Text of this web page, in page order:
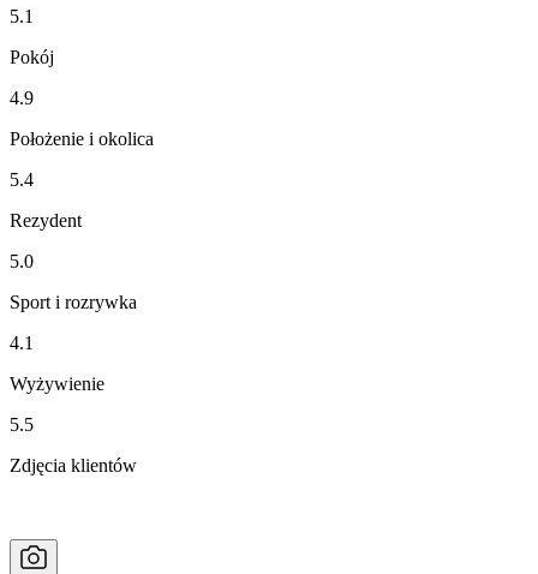
5.1
Pokój
4.9
Położenie i okolica
5.4
Rezydent
5.0
Sport i rozrywka
4.1
Wyżywienie
5.5
Zdjęcia klientów